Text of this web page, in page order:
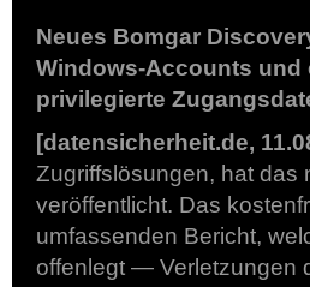
Neues Bomgar
Windows-Accounts und
privilegierte
[datensicherheit.de,
Zugriffslösungen, hat das
veröffentlicht. Das
umfassenden Bericht,
offenlegt — Verletzungen